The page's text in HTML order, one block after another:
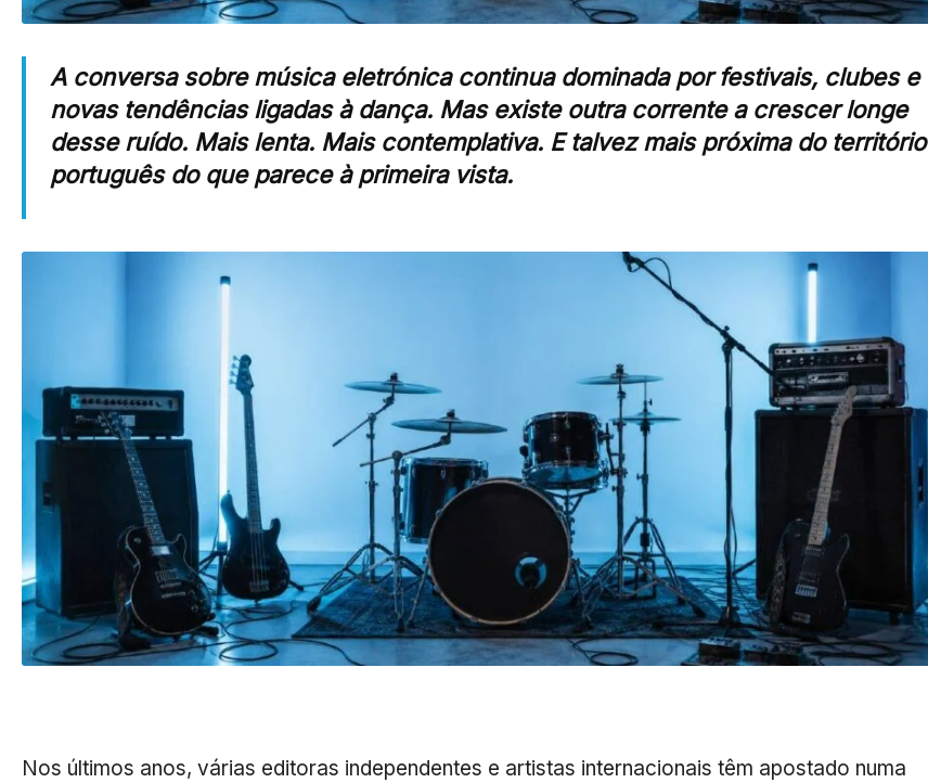
A conversa sobre música eletrónica continua dominada por festivais, clubes e
novas tendências ligadas à dança. Mas existe outra corrente a crescer longe
desse ruído. Mais lenta. Mais contemplativa. E talvez mais próxima do território
português do que parece à primeira vista.
Nos últimos anos, várias editoras independentes e artistas internacionais têm apostado numa